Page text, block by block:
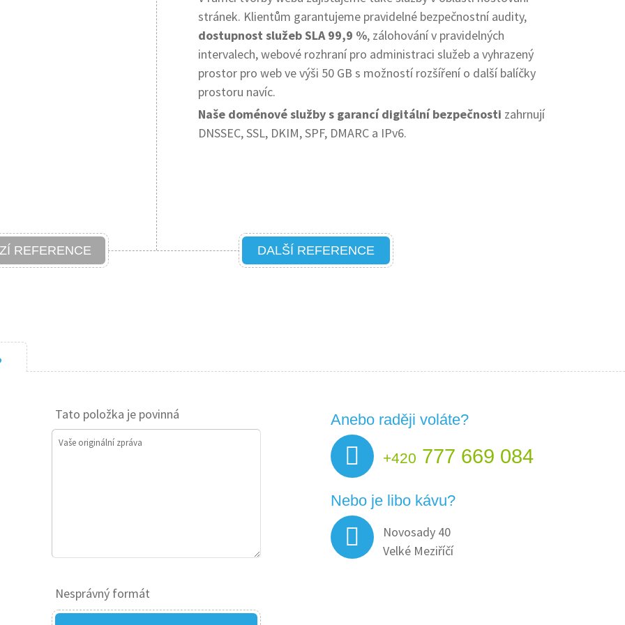
stránek. Klientům garantujeme pravidelné bezpečnostní audity,
dostupnost služeb SLA 99,9 %, zálohování v pravidelných
intervalech, webové rozhraní pro administraci služeb a vyhrazený
prostor pro web ve výši 50 GB s možností rozšíření o další balíčky
prostoru navíc.
Naše doménové služby s garancí digitální bezpečnosti zahrnují
DNSSEC, SSL, DKIM, SPF, DMARC a IPv6.
REFERENCE DALŠÍ REFERENCE
Tato položka je povinná
Vaše originální zpráva
Nesprávný formát
Anebo raději voláte?
+420 777 669 084
Nebo je libo kávu?
Novosady 40
Velké Meziříčí